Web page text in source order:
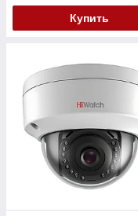
Купить